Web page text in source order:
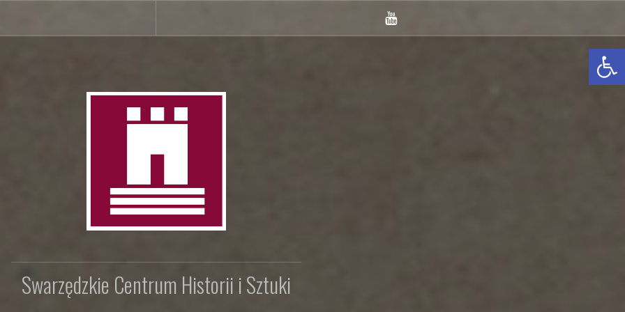
Otwórz pasek narzędzi
You
Tube
Swarzędzkie Centrum Historii i Sztuki